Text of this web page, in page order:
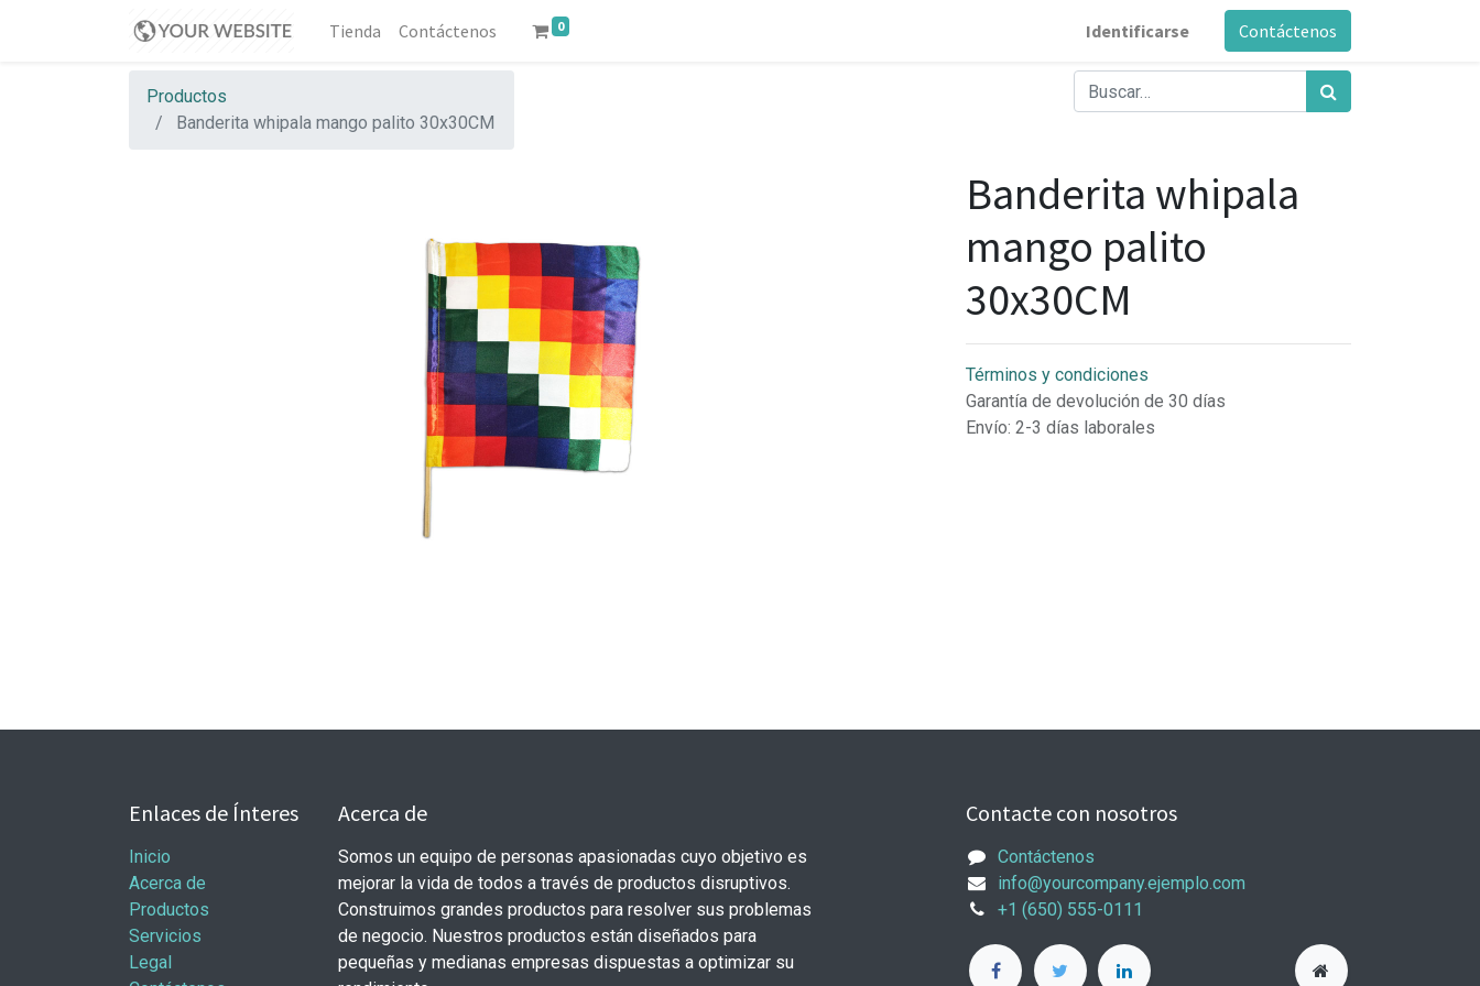
Tienda Contáctenos 0 Identificarse Contáctenos
Productos
Banderita whipala mango palito 30x30CM
Banderita whipala
mango palito
30x30CM
Términos y condiciones
Garantía de devolución de 30 días
Envío: 2-3 días laborales
Enlaces de Ínteres
Inicio
Acerca de
Productos
Servicios
Legal
Acerca de
Somos un equipo de personas apasionadas cuyo objetivo es
mejorar la vida de todos a través de productos disruptivos.
Construimos grandes productos para resolver sus problemas
de negocio. Nuestros productos están diseñados para
pequeñas y medianas empresas dispuestas a optimizar su
Contacte con nosotros
Contáctenos
info@yourcompany.ejemplo.com
+1 (650) 555-0111